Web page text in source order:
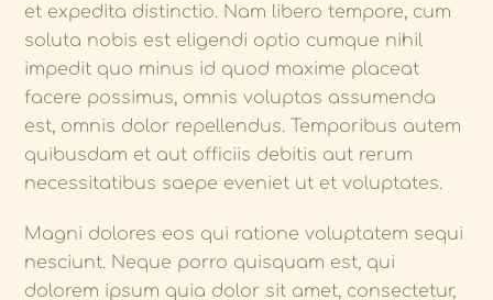
et expedita distinctio. Nam libero tempore, cum
soluta nobis est eligendi optio cumque nihil
impedit quo minus id quod maxime placeat
facere possimus, omnis voluptas assumenda
est, omnis dolor repellendus. Temporibus autem
quibusdam et aut officiis debitis aut rerum
necessitatibus saepe eveniet ut et voluptates.
Magni dolores eos qui ratione voluptatem sequi
nesciunt. Neque porro quisquam est, qui
dolorem ipsum quia dolor sit amet, consectetur,